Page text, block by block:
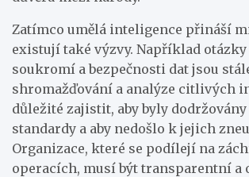
Zatímco umělá inteligence přináší
existují také výzvy. Například
soukromí a bezpečnosti dat jsou
shromažďování a analýze citlivých
důležité zajistit, aby byly
standardy a aby nedošlo k jejich
Organizace, které se podílejí na
operacích, musí být transparentní a